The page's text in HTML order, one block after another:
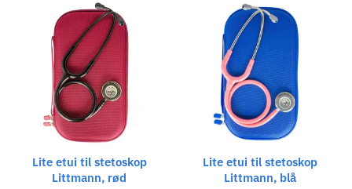
Lite etui til stetoskop
Littmann, rød
Lite etui til stetoskop
Littmann, blå